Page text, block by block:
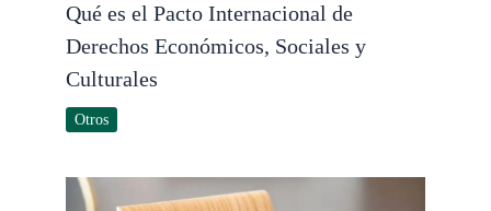
Qué es el Pacto Internacional de
Derechos Económicos, Sociales y
Culturales
Otros